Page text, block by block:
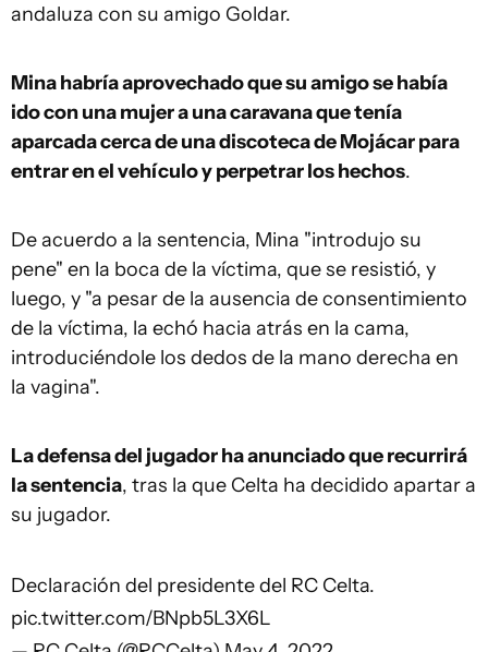
andaluza con su amigo Goldar.
Mina habría aprovechado que su amigo se había
ido con una mujer a una caravana que tenía
aparcada cerca de una discoteca de Mojácar para
entrar en el vehículo y perpetrar los hechos.
De acuerdo a la sentencia, Mina "introdujo su
pene" en la boca de la víctima, que se resistió, y
luego, y "a pesar de la ausencia de consentimiento
de la víctima, la echó hacia atrás en la cama,
introduciéndole los dedos de la mano derecha en
la vagina".
La defensa del jugador ha anunciado que recurrirá
la sentencia, tras la que Celta ha decidido apartar a
su jugador.
Declaración del presidente del RC Celta.
pic.twitter.com/BNpb5L3X6L